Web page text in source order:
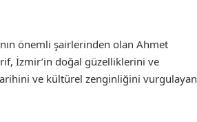
önemli şairlerinden olan Ahmet
İzmir’in doğal güzelliklerini ve
ve kültürel zenginliğini vurgulayan